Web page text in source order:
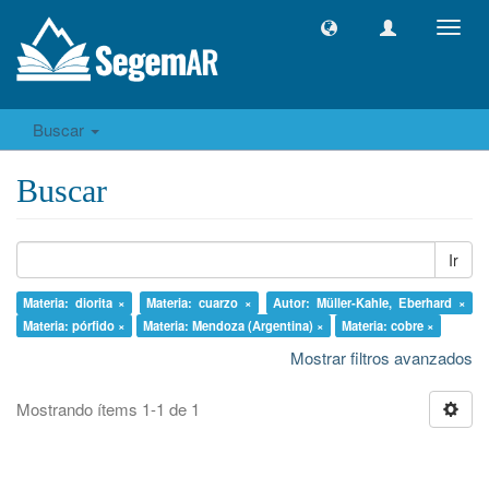
Buscar
Buscar
Ir
Materia: diorita × Materia: cuarzo ×
Autor: Müller-Kahle, Eberhard ×
Materia: pórfido ×
Materia: Mendoza (Argentina) × Materia: cobre ×
Mostrar filtros avanzados
Mostrando ítems 1-1 de 1